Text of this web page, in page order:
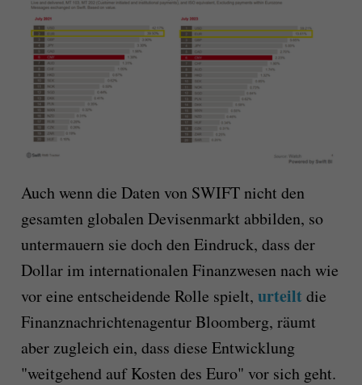
Auch wenn die Daten von SWIFT nicht den
gesamten globalen Devisenmarkt abbilden, so
untermauern sie doch den Eindruck, dass der
Dollar im internationalen Finanzwesen nach wie
vor eine entscheidende Rolle spielt, urteilt die
Finanznachrichtenagentur Bloomberg, räumt
aber zugleich ein, dass diese Entwicklung
"weitgehend auf Kosten des Euro" vor sich geht.